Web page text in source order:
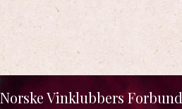
Norske Vinklubbers Forbund